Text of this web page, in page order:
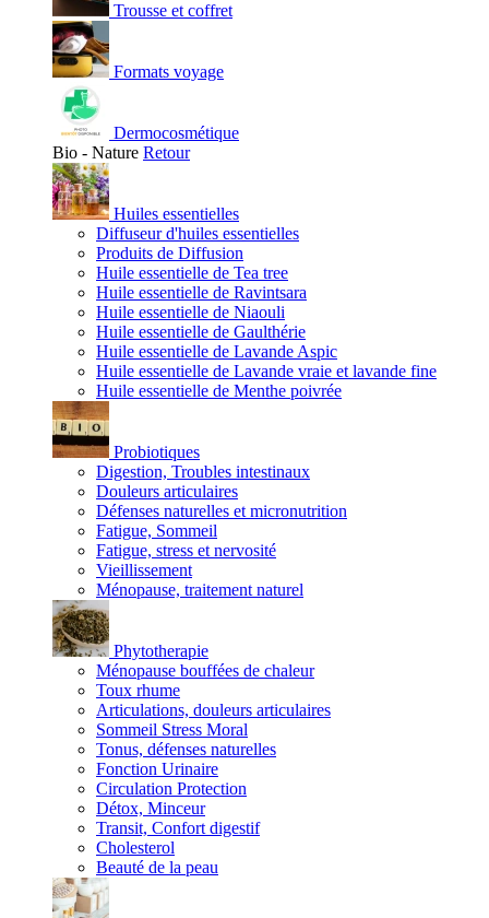
Trousse et coffret
Formats voyage
Dermocosmétique
Bio - Nature Retour
Huiles essentielles
Diffuseur d'huiles essentielles
Produits de Diffusion
Huile essentielle de Tea tree
Huile essentielle de Ravintsara
Huile essentielle de Niaouli
Huile essentielle de Gaulthérie
Huile essentielle de Lavande Aspic
Huile essentielle de Lavande vraie et lavande fine
Huile essentielle de Menthe poivrée
Probiotiques
Digestion, Troubles intestinaux
Douleurs articulaires
Défenses naturelles et micronutrition
Fatigue, Sommeil
Fatigue, stress et nervosité
Vieillissement
Ménopause, traitement naturel
Phytotherapie
Ménopause bouffées de chaleur
Toux rhume
Articulations, douleurs articulaires
Sommeil Stress Moral
Tonus, défenses naturelles
Fonction Urinaire
Circulation Protection
Détox, Minceur
Transit, Confort digestif
Cholesterol
Beauté de la peau